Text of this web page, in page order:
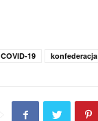
COVID-19 konfederacja